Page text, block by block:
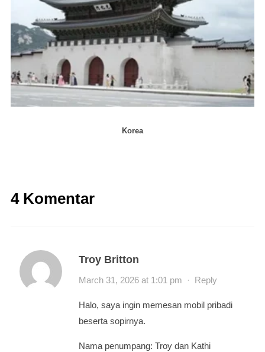
Korea
4 Komentar
Troy Britton
March 31, 2026 at 1:01 pm · Reply
Halo, saya ingin memesan mobil pribadi
beserta sopirnya.
Nama penumpang: Troy dan Kathi